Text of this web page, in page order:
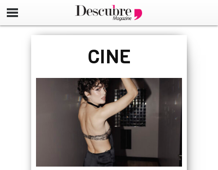
google-site-
CINE